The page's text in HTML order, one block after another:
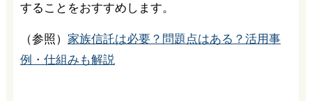
することをおすすめします。
（参照） 家族信託は必要？問題点はある？活用事
例・仕組みも解説